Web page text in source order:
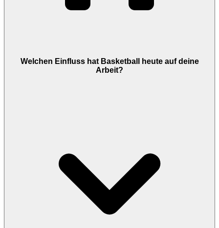
Welchen Einfluss hat Basketball heute auf deine
Arbeit?